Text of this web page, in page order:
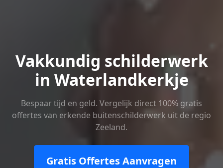
Vakkundig schilderwerk
in Waterlandkerkje
Bespaar tijd en geld. Vergelijk direct 100% gratis
offertes van erkende buitenschilderwerk uit de regio
Zeeland.
Gratis Offertes Aanvragen